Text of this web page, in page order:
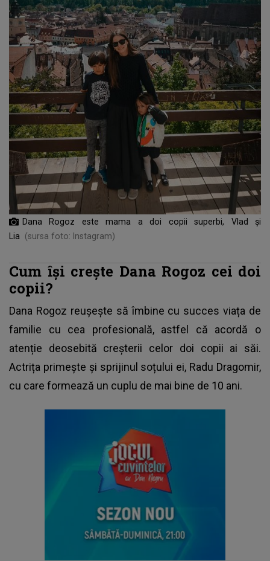
Dana Rogoz este mama a doi copii superbi, Vlad și
Lia
(sursa foto: Instagram)
Cum își crește Dana Rogoz cei doi
copii?
Dana Rogoz reușește să îmbine cu succes viața de
familie cu cea profesională, astfel că acordă o
atenție deosebită creșterii celor doi copii ai săi.
Actrița primește și sprijinul soțului ei, Radu Dragomir,
cu care formează un cuplu de mai bine de 10 ani.